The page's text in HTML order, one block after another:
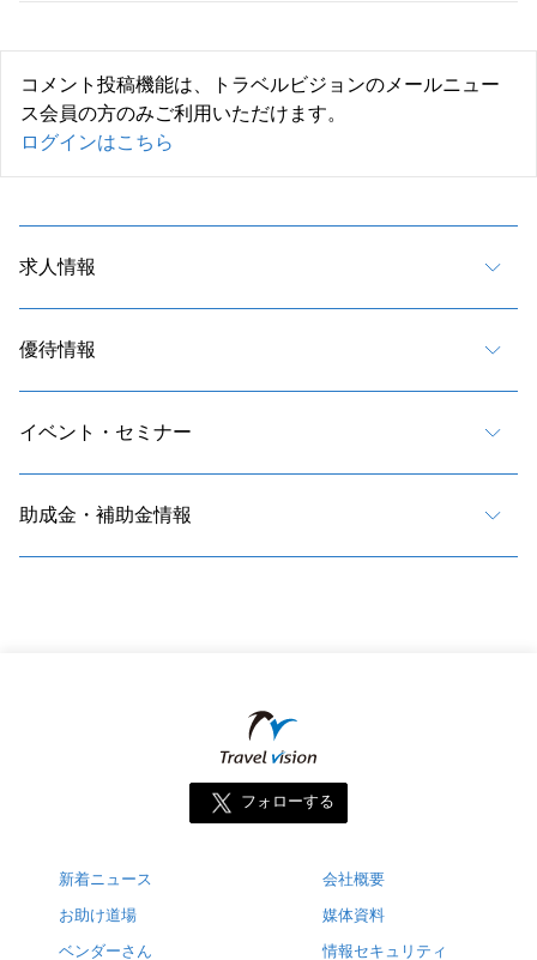
コメント投稿機能は、トラベルビジョンのメールニュー
ス会員の方のみご利用いただけます。
ログインはこちら
求人情報
優待情報
イベント・セミナー
助成金・補助金情報
フォローする
新着ニュース
お助け道場
ベンダーさん
会社概要
媒体資料
情報セキュリティ